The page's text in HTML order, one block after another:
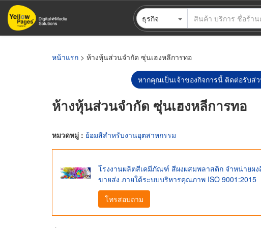
ข้าม
ไป
ธุรกิจ
หน้าแรก > ห้างหุ้นส่วนจำกัด ซุ่นเฮงหลีการทอ
หากคุณเป็นเจ้าของกิจการนี้ ติดต่อรับส่
ห้างหุ้นส่วนจำกัด ซุ่นเฮงหลีการทอ
หมวดหมู่ : ย้อมสีสำหรับงานอุตสาหกรรม
โรงงานผลิตสีเคมีภัณฑ์ สีผงผสมพลาสติก จำหน่ายผ
ขายส่ง ภายใต้ระบบบริหารคุณภาพ ISO 9001:2015
โทรสอบถาม